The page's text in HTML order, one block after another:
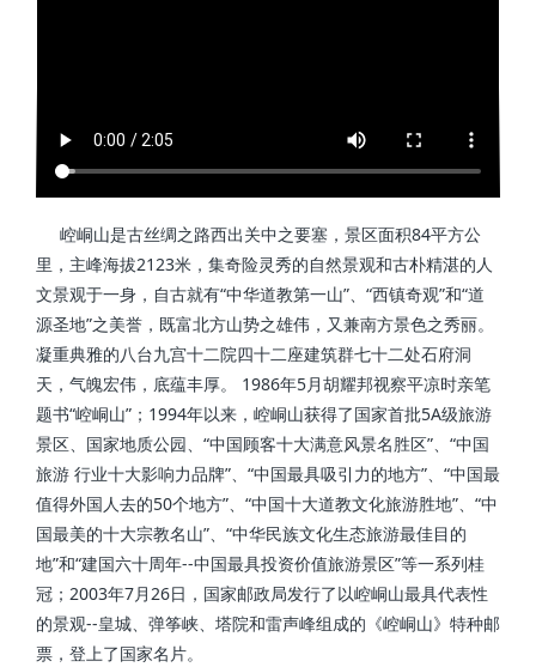
崆峒山是古丝绸之路西出关中之要塞，景区面积84平方公
里，主峰海拔2123米，集奇险灵秀的自然景观和古朴精湛的人
文景观于一身，自古就有“中华道教第一山”、“西镇奇观”和“道
源圣地”之美誉，既富北方山势之雄伟，又兼南方景色之秀丽。
凝重典雅的八台九宫十二院四十二座建筑群七十二处石府洞
天，气魄宏伟，底蕴丰厚。 1986年5月胡耀邦视察平凉时亲笔
题书“崆峒山”；1994年以来，崆峒山获得了国家首批5A级旅游
景区、国家地质公园、“中国顾客十大满意风景名胜区”、“中国
旅游 行业十大影响力品牌”、“中国最具吸引力的地方”、“中国最
值得外国人去的50个地方”、“中国十大道教文化旅游胜地”、“中
国最美的十大宗教名山”、“中华民族文化生态旅游最佳目的
地”和“建国六十周年--中国最具投资价值旅游景区”等一系列桂
冠；2003年7月26日，国家邮政局发行了以崆峒山最具代表性
的景观--皇城、弹筝峡、塔院和雷声峰组成的《崆峒山》特种邮
票，登上了国家名片。